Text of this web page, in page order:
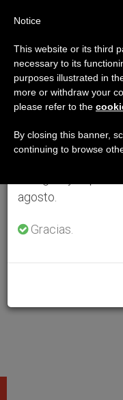
Aviso
Del 27 de julio
anual,
se generan menos
agosto.
Gracias.
Notice
This website or its third
necessary to its
purposes illustrated in
more or withdraw your
please refer to the
By closing this banner,
continuing to browse